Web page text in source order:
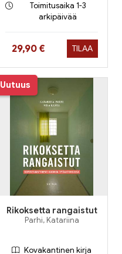
Toimitusaika 1-3
arkipäivää
Hinta nyt
29,90 € TILAA
Uutuus
Rikoksetta rangaistut
Parhi, Katariina
Kovakantinen kirja